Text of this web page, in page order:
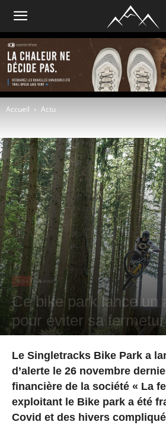
Accueil Actu
Actu News
Ce bike park lance un
pour éviter sa
Le Singletracks Bike Park a
d’alerte le 26 novembre
financière de la société « La
exploitant le Bike park a été
Covid et des hivers